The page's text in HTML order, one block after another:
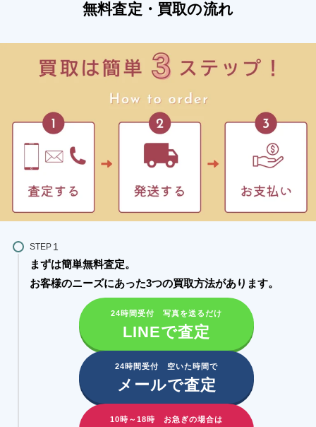
無料査定・買取の流れ
STEP
まずは簡単無料査定。
お客様のニーズにあった3つの買取方法があります。​
24時間受付 写真を送るだけ
LINEで査定
24時間受付 空いた時間で
メールで査定
10時～18時 お急ぎの場合は